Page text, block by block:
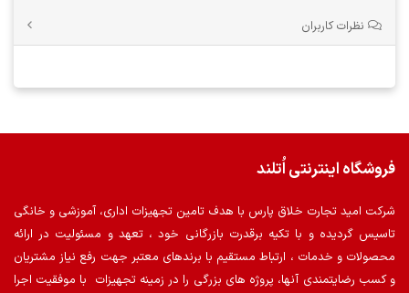
نظرات کاربران
فروشگاه اینترنتی اُتلند
شرکت امید تجارت خلاق پارس با هدف تامین تجهیزات اداری، آموزشی و خانگی
تاسیس گردیده و با تکیه برقدرت بازرگانی خود ، تعهد و مسئولیت در ارائه
محصولات و خدمات ، ارتباط مستقیم با برندهای معتبر جهت رفع نیاز مشتریان
و کسب رضایتمندی آنها، پروژه های بزرگی را در زمینه تجهیزات با موفقیت اجرا